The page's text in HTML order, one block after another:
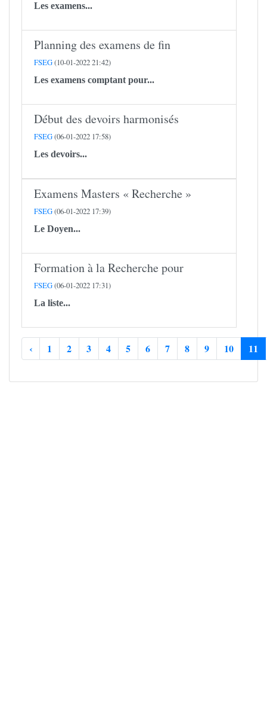
Les examens...
Planning des examens de fin
FSEG(10-01-2022 21:42)
Les examens comptant pour...
Début des devoirs harmonisés
FSEG(06-01-2022 17:58)
Les devoirs...
Examens Masters « Recherche »
FSEG(06-01-2022 17:39)
Le Doyen...
Formation à la Recherche pour
FSEG(06-01-2022 17:31)
La liste...
‹ 1 2 3 4 5 6 7 8 9 10 11